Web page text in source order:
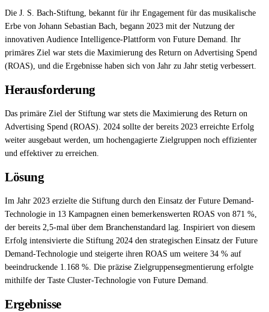
Die J. S. Bach-Stiftung, bekannt für ihr Engagement für das musikalische
Erbe von Johann Sebastian Bach, begann 2023 mit der Nutzung der
innovativen Audience Intelligence-Plattform von Future Demand. Ihr
primäres Ziel war stets die Maximierung des Return on Advertising Spend
(ROAS), und die Ergebnisse haben sich von Jahr zu Jahr stetig verbessert.
Herausforderung
Das primäre Ziel der Stiftung war stets die Maximierung des Return on
Advertising Spend (ROAS). 2024 sollte der bereits 2023 erreichte Erfolg
weiter ausgebaut werden, um hochengagierte Zielgruppen noch effizienter
und effektiver zu erreichen.
Lösung
Im Jahr 2023 erzielte die Stiftung durch den Einsatz der Future Demand-
Technologie in 13 Kampagnen einen bemerkenswerten ROAS von 871 %,
der bereits 2,5-mal über dem Branchenstandard lag. Inspiriert von diesem
Erfolg intensivierte die Stiftung 2024 den strategischen Einsatz der Future
Demand-Technologie und steigerte ihren ROAS um weitere 34 % auf
beeindruckende 1.168 %. Die präzise Zielgruppensegmentierung erfolgte
mithilfe der Taste Cluster-Technologie von Future Demand.
Ergebnisse